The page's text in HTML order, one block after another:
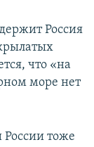
Россия
что «на
море нет
России тоже